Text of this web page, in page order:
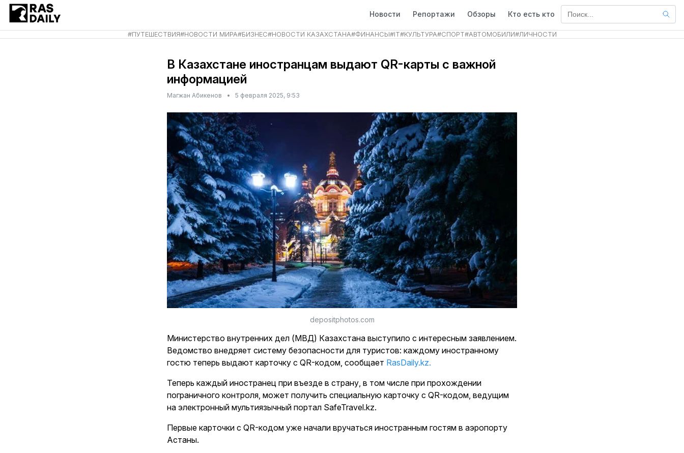
Новости Репортажи Обзоры Кто есть кто
#ПУТЕШЕСТВИЯ#НОВОСТИ МИРА#БИЗНЕС#НОВОСТИ КАЗАХСТАНА#ФИНАНСЫ#IT#КУЛЬТУРА#СПОРТ#АВТОМОБИЛИ#ЛИЧНОСТИ
В Казахстане иностранцам выдают QR-карты с важной
информацией
Магжан Абикенов • 5 февраля 2025, 9:53
depositphotos.com
Министерство внутренних дел (МВД) Казахстана выступило с интересным заявлением.
Ведомство внедряет систему безопасности для туристов: каждому иностранному
гостю теперь выдают карточку с QR-кодом, сообщает RasDaily.kz.
Теперь каждый иностранец при въезде в страну, в том числе при прохождении
пограничного контроля, может получить специальную карточку с QR-кодом, ведущим
на электронный мультиязычный портал SafeTravel.kz.
Первые карточки с QR-кодом уже начали вручаться иностранным гостям в аэропорту
Астаны.